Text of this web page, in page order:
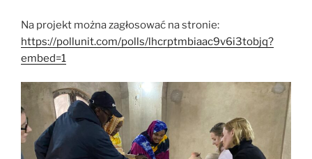
Na projekt można zagłosować na stronie:
https://pollunit.com/polls/lhcrptmbiaac9v6i3tobjq?
embed=1